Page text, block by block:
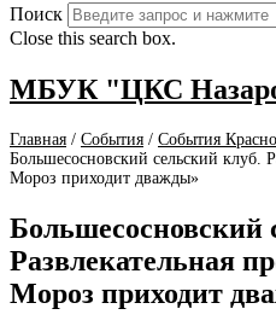
Поиск
Close this search box.
МБУК "ЦКС
Главная / События / События
Большесосновский сельский клуб.
Мороз приходит дважды»
Большесосновский
Развлекательная
Мороз приходит